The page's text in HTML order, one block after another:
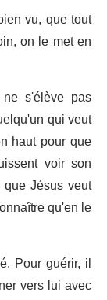
vu, que tout
on le met en
s'élève pas
qui veut
haut pour que
voir son
Jésus veut
qu'en le
Pour guérir, il
vers lui avec